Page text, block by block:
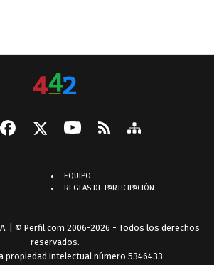
EQUIPO
REGLAS DE PARTICIPACIÓN
| © Perfil.com 2006-2026 - Todos los derechos
reservados.
propiedad intelectual número 5346433